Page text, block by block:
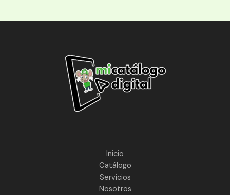
Inicio
Catálogo
Servicios
Nosotros